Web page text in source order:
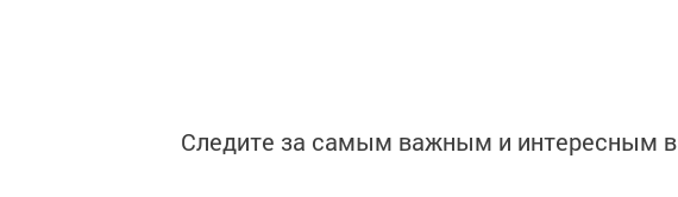
Следите за самым важным и интересным в